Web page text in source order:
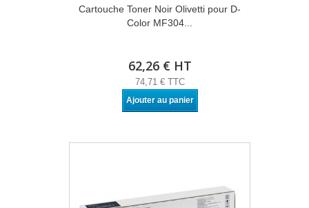
Cartouche Toner Noir Olivetti pour D-
Color MF304...
62,26 € HT
74,71 € TTC
Ajouter au panier